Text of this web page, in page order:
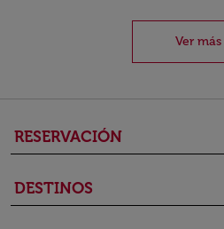
Ver más
RESERVACIÓN
DESTINOS